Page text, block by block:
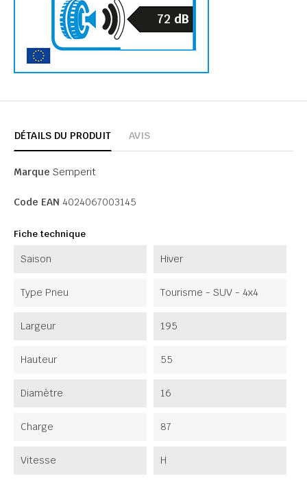
72 dB
DÉTAILS DU PRODUIT AVIS
Marque Semperit
Code EAN 4024067003145
Fiche technique
Saison Hiver
Type Pneu Tourisme - SUV - 4x4
Largeur 195
Hauteur 55
Diamètre 16
Charge 87
Vitesse H